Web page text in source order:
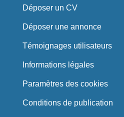
Déposer un CV
Déposer une annonce
Témoignages utilisateurs
Informations légales
Paramètres des cookies
Conditions de publication